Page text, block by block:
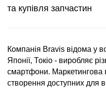
та купівля запчастин
Компанія Bravis відома у
Японії, Токіо - виробляє
смартфони. Маркетингова
створення доступних для